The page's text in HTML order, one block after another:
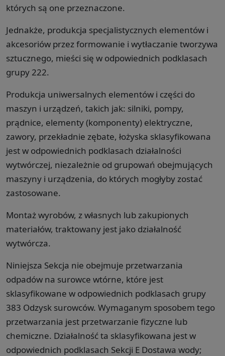
których są one przeznaczone.
Jednakże, produkcja specjalistycznych elementów i
akcesoriów przez formowanie i wytłaczanie tworzywa
sztucznego, mieści się w odpowiednich podklasach
grupy 222.
Produkcja uniwersalnych elementów i części do
maszyn i urządzeń, takich jak: silniki, pompy,
prądnice, elementy (komponenty) elektryczne,
zawory, przekładnie zębate, łożyska sklasyfikowana
jest w odpowiednich podklasach działalności
wytwórczej, niezależnie od grupowań obejmujących
maszyny i urządzenia, do których mogłyby zostać
zastosowane.
Montaż wyrobów, z własnych lub zakupionych
materiałów, traktowany jest jako działalność
wytwórcza.
Niniejsza Sekcja nie obejmuje przetwarzania
odpadów na surowce wtórne, które jest
sklasyfikowane w odpowiednich podklasach grupy
383 Odzysk surowców. Wymaganym sposobem tego
przetwarzania jest przetwarzanie fizyczne lub
chemiczne. Działalność ta sklasyfikowana jest w
odpowiednich podklasach Sekcji E Dostawa wody;